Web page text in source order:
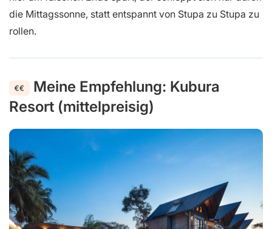
Suche dir zudem ein Hotel, das
Fahrräder vermietet
oder dir zumindest unkompliziert welche organisiert. So
Anlagen ganz in deinem eigenen Tempo anschauen. Wer
die Mittagssonne, statt entspannt von Stupa zu Stupa zu
rollen.
Meine Empfehlung: Kubura
Resort (mittelpreisig)